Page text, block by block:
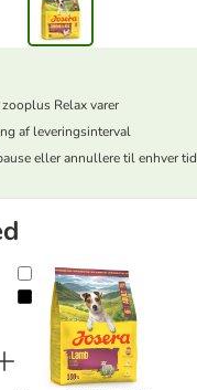
Relax varer
af leveringsinterval
eller annullere til enhver tid
Josera Mini Adult Lam